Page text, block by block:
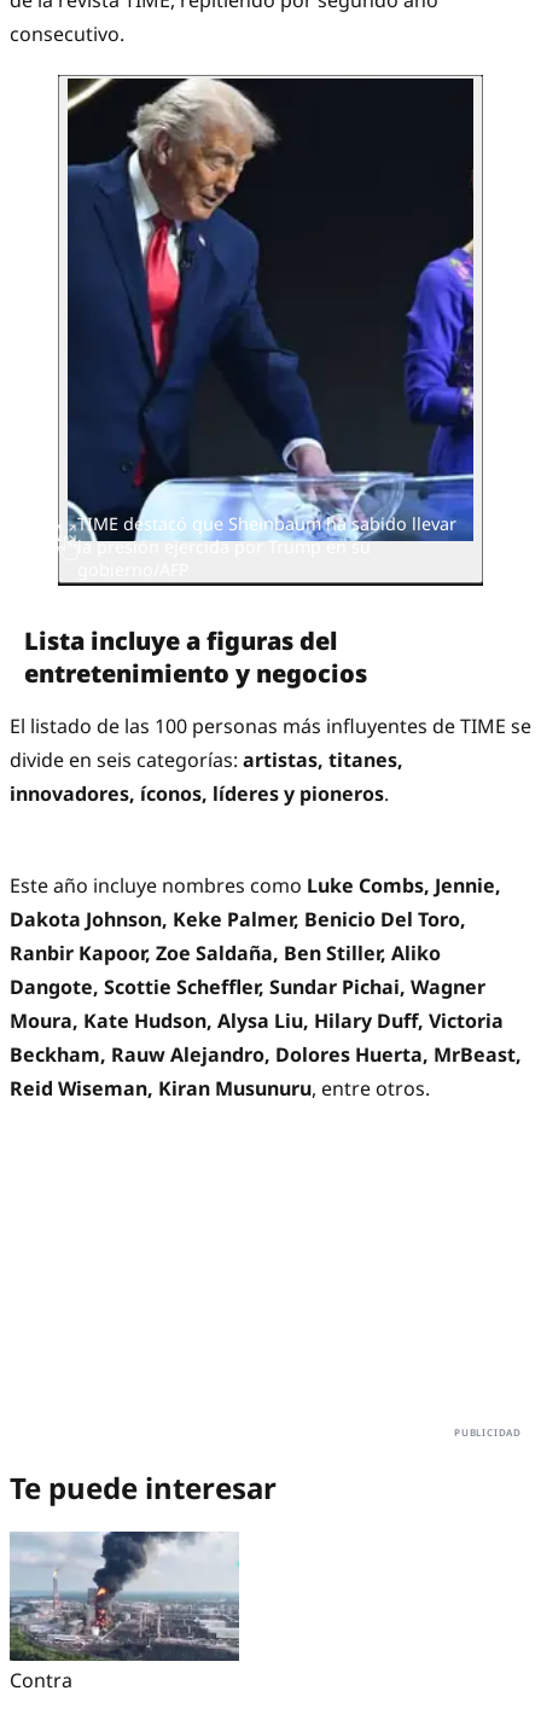
consecutivo.
TIME destacó que Sheinbaum ha sabido llevar
la presión ejercida por Trump en su
Lista incluye a figuras del
entretenimiento y negocios
El listado de las 100 personas más influyentes de TIME se
divide en seis categorías: artistas, titanes,
innovadores, íconos, líderes y pioneros.
Este año incluye nombres como Luke Combs, Jennie,
Dakota Johnson, Keke Palmer, Benicio Del Toro,
Ranbir Kapoor, Zoe Saldaña, Ben Stiller, Aliko
Dangote, Scottie Scheffler, Sundar Pichai, Wagner
Moura, Kate Hudson, Alysa Liu, Hilary Duff, Victoria
Beckham, Rauw Alejandro, Dolores Huerta, MrBeast,
Reid Wiseman, Kiran Musunuru, entre otros.
Te puede interesar
Contra